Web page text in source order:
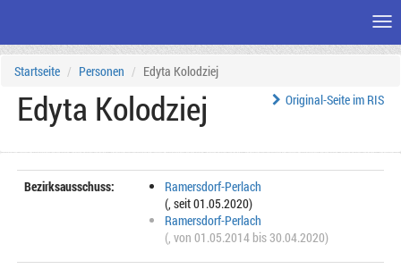
Seiteninhalt
Startseite Personen
Edyta Kolodziej
Original-Seite im RIS
Edyta Kolodziej
Bezirksausschuss:
Ramersdorf-Perlach
(, seit 01.05.2020)
Ramersdorf-Perlach
(, von 01.05.2014 bis 30.04.2020)